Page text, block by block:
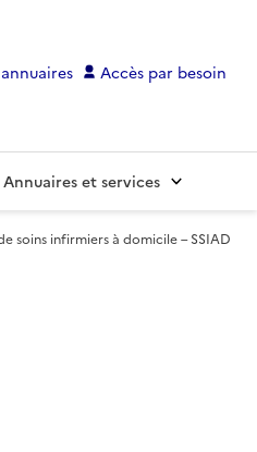
Accès par besoin
Annuaires et services
soins infirmiers à domicile – SSIAD